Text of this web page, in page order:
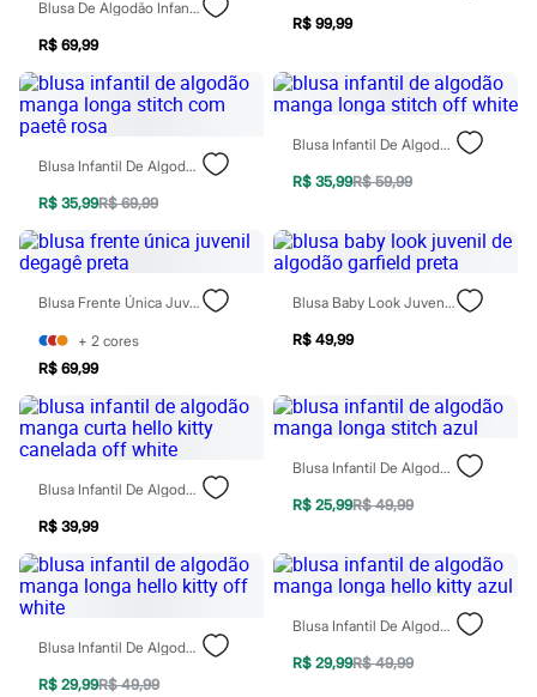
1 a 5 anos
4 a 12 anos
10 a 16 anos
Acessórios
Recém-nascido
Bolsas e Mochilas
Chapéus
Calçados
Chinelos
Pantufas
Rasteirinhas
Sandálias
Tênis
Diversão
Marcas
Baby Club
Fifteen
Miss Fifteen
Palomino
Moda íntima
Cuecas
Pijamas
Moda praia
Biquínis e Maiôs
Blusas de proteção
Sungas
Personagens
Bluey
Disney
Blusa De Algodão Infantil Disney Stitch Com Paetê Manga Curta Rosa Neon - Rosa Claro
R$ 69,99
R$ 99,99
Blusa Infantil De Algodão Manga Longa Stitch Com Paetê Rosa
R$ 35,99R$ 69,99
Blusa Infantil De Algodão Manga Longa Stitch Off White
R$ 35,99R$ 59,99
Blusa Frente Única Juvenil Degagê Preta
+ 2 cores
R$ 69,99
Blusa Baby Look Juvenil De Algodão Garfield Preta
R$ 49,99
Blusa Infantil De Algodão Manga Curta Hello Kitty Canelada Off White
R$ 39,99
Blusa Infantil De Algodão Manga Longa Stitch Azul
R$ 25,99R$ 49,99
Blusa Infantil De Algodão Manga Longa Hello Kitty Off White
R$ 29,99R$ 49,99
Blusa Infantil De Algodão Manga Longa Hello Kitty Azul
R$ 29,99R$ 49,99